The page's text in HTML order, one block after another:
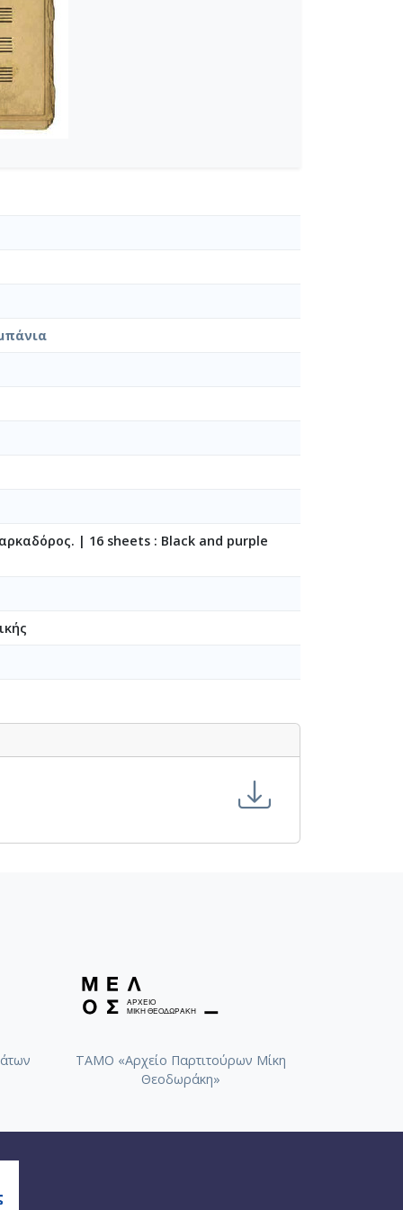
22]
11-22-1950-12-31]
| 16 sheets : Black and purple
ΤΑΜΟ «Αρχείο Παρτιτούρων Μίκη
Θεοδωράκη»